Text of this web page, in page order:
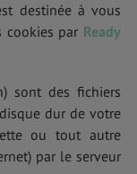
destinée à vous
par Ready
sont des fichiers
dur de votre
ou tout autre
par le serveur